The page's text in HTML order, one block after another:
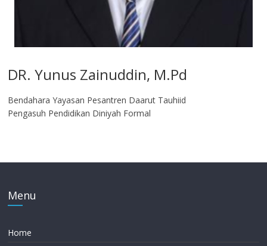
DR. Yunus Zainuddin, M.Pd
Bendahara Yayasan Pesantren Daarut Tauhiid
Pengasuh Pendidikan Diniyah Formal
Menu
Home